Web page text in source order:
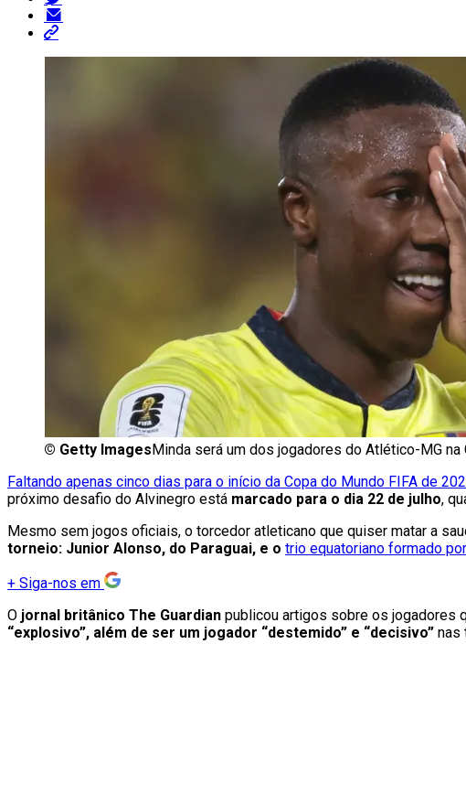
© Getty Images Minda será um dos jogadores do Atlético-MG
Faltando apenas cinco dias para o início da Copa do Mundo FIFA de
próximo desafio do Alvinegro está marcado para o dia 22 de julho,
Mesmo sem jogos oficiais, o torcedor atleticano que quiser matar a
torneio: Junior Alonso, do Paraguai, e o trio equatoriano formado
+ Siga-nos em
O jornal britânico The Guardian publicou artigos sobre os jogadores
“explosivo”, além de ser um jogador “destemido” e “decisivo” nas